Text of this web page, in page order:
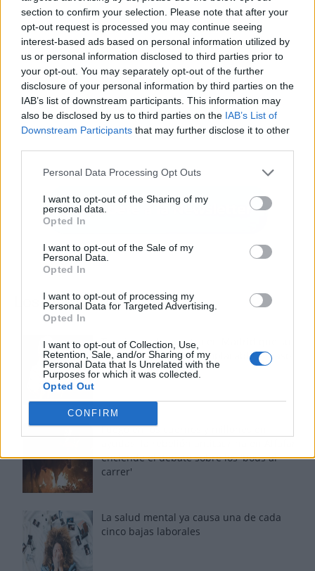
section to confirm your selection. Please note that after your
opt-out request is processed you may continue seeing
interest-based ads based on personal information utilized by
us or personal information disclosed to third parties prior to
your opt-out. You may separately opt-out of the further
disclosure of your personal information by third parties on the
IAB’s list of downstream participants. This information may
also be disclosed by us to third parties on the IAB’s List of
Downstream Participants that may further disclose it to other
Personal Data Processing Opt Outs
I want to opt-out of the Sharing of my
personal data.
Opted In
I want to opt-out of the Sale of my
Personal Data.
Opted In
I want to opt-out of processing my
Personal Data for Targeted Advertising.
Opted In
I want to opt-out of Collection, Use,
Retention, Sale, and/or Sharing of my
Personal Data that Is Unrelated with the
Purposes for which it was collected.
Opted Out
CONFIRM
Los más vistos
Tom Jones demuestra en Madrid que su
voz sigue desafiando implacable el paso
del tiempo
Fuego en los cuernos y millones en
enciende el debate sobre los 'bous al
carrer'
La salud mental ya causa una de cada
cinco bajas laborales